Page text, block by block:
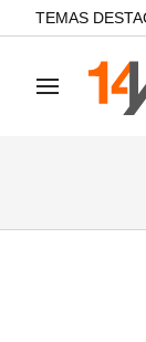
common.go-to-
TEMAS
Navegación